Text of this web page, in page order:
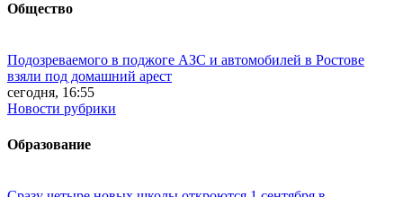
Общество
Подозреваемого в поджоге АЗС и автомобилей в Ростове
взяли под домашний арест
сегодня, 16:55
Новости рубрики
Образование